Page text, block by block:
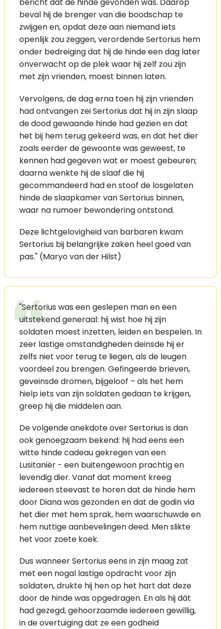
bericht dat de hinde gevonden was. Daarop
beval hij de brenger van die boodschap te
zwijgen en, opdat deze aan niemand iets
openlijk zou zeggen, verordende Sertorius hem
onder bedreiging dat hij de hinde een dag later
onverwacht op de plek waar hij zelf zou zijn
met zijn vrienden, moest binnen laten.
Vervolgens, de dag erna toen hij zijn vrienden
had ontvangen zei Sertorius dat hij in zijn slaap
de dood gewaande hinde had gezien en dat
het bij hem terug gekeerd was, en dat het dier
zoals eerder de gewoonte was geweest, te
kennen had gegeven wat er moest gebeuren;
daarna wenkte hij de slaaf die hij
gecommandeerd had en stoof de losgelaten
hinde de slaapkamer van Sertorius binnen,
waar na rumoer bewondering ontstond.
Deze lichtgelovigheid van barbaren kwam
Sertorius bij belangrijke zaken heel goed van
pas." (Maryo van der Hilst)
"Sertorius was een geslepen man en een
uitstekend generaal: hij wist hoe hij zijn
soldaten moest inzetten, leiden en bespelen. In
zeer lastige omstandigheden deinsde hij er
zelfs niet voor terug te liegen, als de leugen
voordeel zou brengen. Gefingeerde brieven,
geveinsde dromen, bijgeloof – als het hem
hielp iets van zijn soldaten gedaan te krijgen,
greep hij die middelen aan.
De volgende anekdote over Sertorius is dan
ook genoegzaam bekend: hij had eens een
witte hinde cadeau gekregen van een
Lusitaniër - een buitengewoon prachtig en
levendig dier. Vanaf dat moment kreeg
iedereen steevast te horen dat de hinde hem
door Diana was gezonden en dat de godin via
het dier met hem sprak, hem waarschuwde en
hem nuttige aanbevelingen deed. Men slikte
het voor zoete koek.
Dus wanneer Sertorius eens in zijn maag zat
met een nogal lastige opdracht voor zijn
soldaten, drukte hij hen op het hart dat deze
door de hinde was opgedragen. En als hij dát
had gezegd, gehoorzaamde iedereen gewillig,
in de overtuiging dat ze een godheid